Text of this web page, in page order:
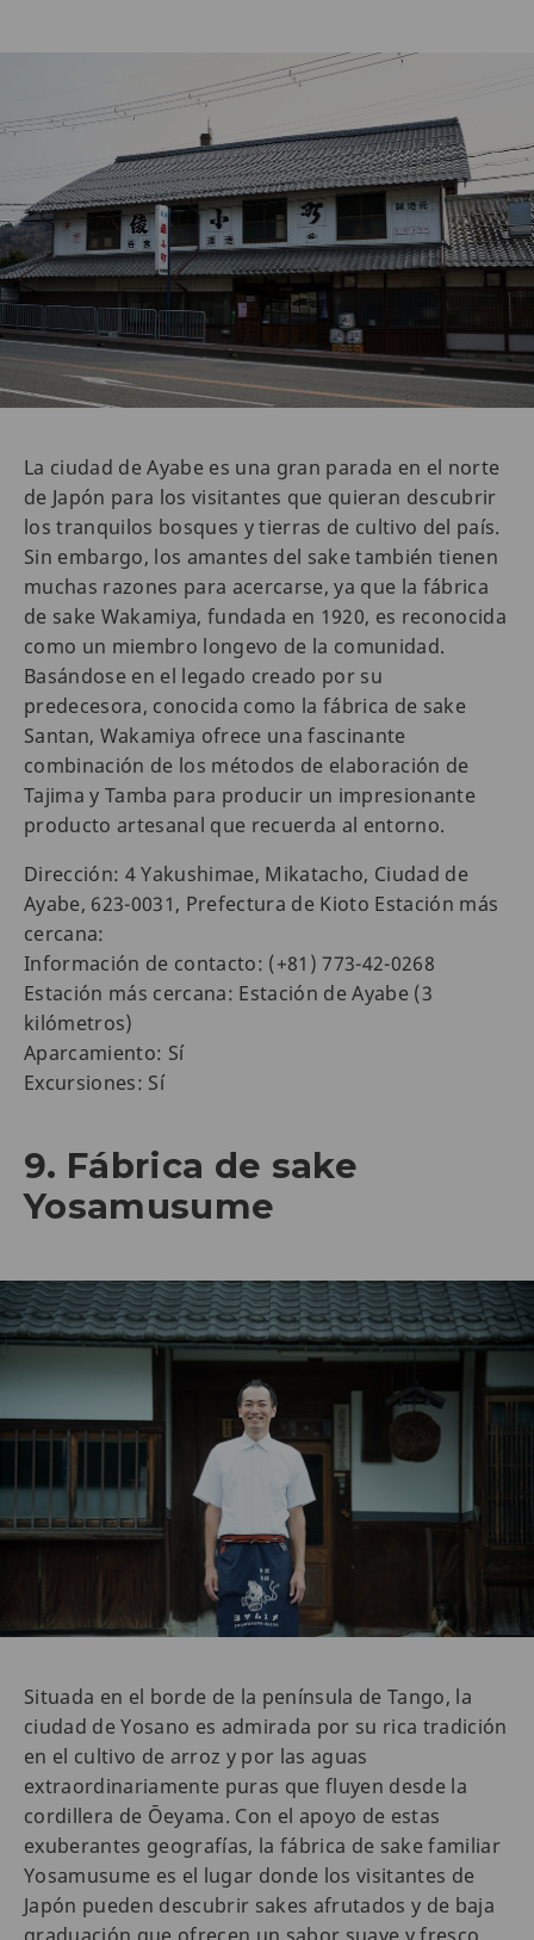
La ciudad de Ayabe es una gran parada en el norte
de Japón para los visitantes que quieran descubrir
los tranquilos bosques y tierras de cultivo del país.
Sin embargo, los amantes del sake también tienen
muchas razones para acercarse, ya que la fábrica
de sake Wakamiya, fundada en 1920, es reconocida
como un miembro longevo de la comunidad.
Basándose en el legado creado por su
predecesora, conocida como la fábrica de sake
Santan, Wakamiya ofrece una fascinante
combinación de los métodos de elaboración de
Tajima y Tamba para producir un impresionante
producto artesanal que recuerda al entorno.
Dirección: 4 Yakushimae, Mikatacho, Ciudad de
Ayabe, 623-0031, Prefectura de Kioto Estación más
cercana:
Información de contacto: (+81) 773-42-0268
Estación más cercana: Estación de Ayabe (3
kilómetros)
Aparcamiento: Sí
Excursiones: Sí
9. Fábrica de sake
Yosamusume
Situada en el borde de la península de Tango, la
ciudad de Yosano es admirada por su rica tradición
en el cultivo de arroz y por las aguas
extraordinariamente puras que fluyen desde la
cordillera de Ōeyama. Con el apoyo de estas
exuberantes geografías, la fábrica de sake familiar
Yosamusume es el lugar donde los visitantes de
Japón pueden descubrir sakes afrutados y de baja